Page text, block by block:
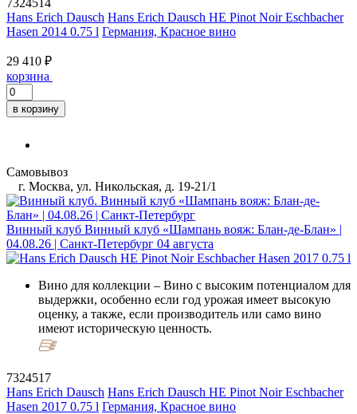
Hans Erich Dausch Hans Erich Dausch HE Pinot Noir Eschbacher
Hasen 2014 0.75 l Германия, Красное вино
29 410 ₽
корзина
в корзину
Самовывоз
г. Москва, ул. Никольская, д. 19-21/1
Винный клуб Винный клуб «Шампань вояж: Блан-де-Блан» |
04.08.26 | Санкт-Петербург 04 августа
Вино для коллекции – Вино с высоким потенциалом для
выдержки, особенно если год урожая имеет высокую
оценку, а также, если производитель или само вино
имеют историческую ценность.
7324517
Hans Erich Dausch Hans Erich Dausch HE Pinot Noir Eschbacher
Hasen 2017 0.75 l Германия, Красное вино